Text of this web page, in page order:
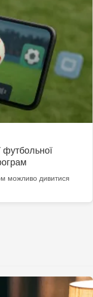
футбольної
можливо дивитися